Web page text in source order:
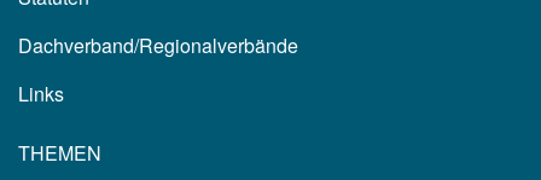
Dachverband/Regionalverbände
Links
THEMEN